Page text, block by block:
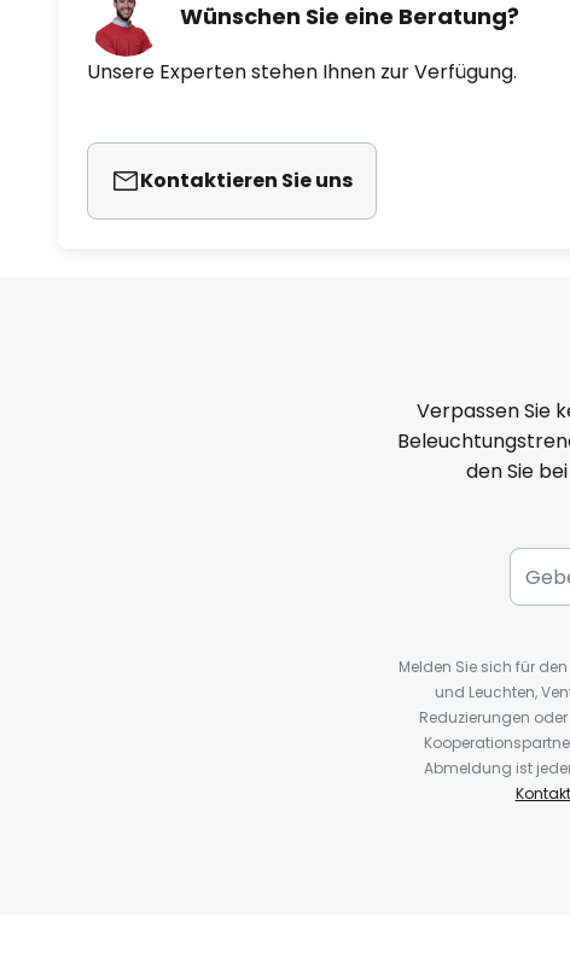
Wünschen Sie eine Beratung?
Unsere Experten stehen Ihnen zur Verfügung.
Kontaktieren Sie uns
Verpassen Sie
den Sie
Melden Sie sich für
und Leuchten,
Reduzierungen
Abmeldung ist